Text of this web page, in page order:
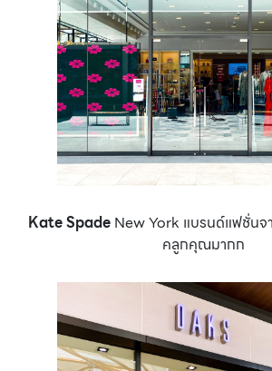
Kate Spade New York แบรนด์แฟชั่นจ
คลูกคุณมากก